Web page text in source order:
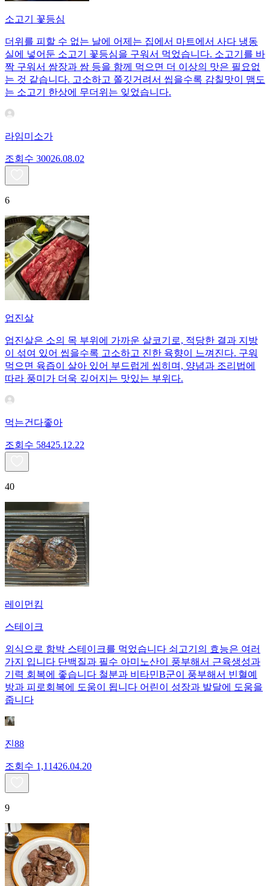
소고기 꽃등심
더위를 피할 수 없는 날에 어제는 집에서 마트에서 사다 냉동
실에 넣어둔 소고기 꽃등심을 구워서 먹었습니다. 소고기를 바
짝 구워서 쌈장과 쌈 등을 함께 먹으면 더 이상의 맛은 필요없
는 것 같습니다. 고소하고 쫄깃거려서 씹을수록 감칠맛이 맴도
는 소고기 한상에 무더위는 잊었습니다.
라임미소가
조회수 30026.08.02
6
업진살
업진살은 소의 목 부위에 가까운 살코기로, 적당한 결과 지방
이 섞여 있어 씹을수록 고소하고 진한 육향이 느껴진다. 구워
먹으면 육즙이 살아 있어 부드럽게 씹히며, 양념과 조리법에
따라 풍미가 더욱 깊어지는 맛있는 부위다.
먹는건다좋아
조회수 58425.12.22
40
레이먼킴
스테이크
외식으로 함박 스테이크를 먹었습니다 쇠고기의 효능은 여러
가지 입니다 단백질과 필수 아미노산이 풍부해서 근육생성과
기력 회복에 좋습니다 철분과 비타민B군이 풍부해서 빈혈예
방과 피로회복에 도움이 됩니다 어린이 성장과 발달에 도움을
줍니다
진88
조회수 1,11426.04.20
9